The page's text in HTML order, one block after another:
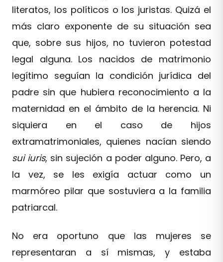
literatos, los políticos o los juristas. Quizá el
más claro exponente de su situación sea
que, sobre sus hijos, no tuvieron potestad
legal alguna. Los nacidos de matrimonio
legítimo seguían la condición jurídica del
padre sin que hubiera reconocimiento a la
maternidad en el ámbito de la herencia. Ni
siquiera en el caso de hijos
extramatrimoniales, quienes nacían siendo
sui iuris, sin sujeción a poder alguno. Pero, a
la vez, se les exigía actuar como un
marmóreo pilar que sostuviera a la familia
patriarcal.
No era oportuno que las mujeres se
representaran a sí mismas, y estaba